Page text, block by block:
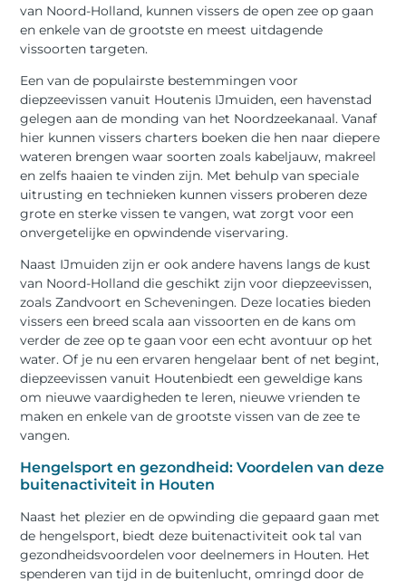
van Noord-Holland, kunnen vissers de open zee op gaan
en enkele van de grootste en meest uitdagende
vissoorten targeten.
Een van de populairste bestemmingen voor
diepzeevissen vanuit Houtenis IJmuiden, een havenstad
gelegen aan de monding van het Noordzeekanaal. Vanaf
hier kunnen vissers charters boeken die hen naar diepere
wateren brengen waar soorten zoals kabeljauw, makreel
en zelfs haaien te vinden zijn. Met behulp van speciale
uitrusting en technieken kunnen vissers proberen deze
grote en sterke vissen te vangen, wat zorgt voor een
onvergetelijke en opwindende viservaring.
Naast IJmuiden zijn er ook andere havens langs de kust
van Noord-Holland die geschikt zijn voor diepzeevissen,
zoals Zandvoort en Scheveningen. Deze locaties bieden
vissers een breed scala aan vissoorten en de kans om
verder de zee op te gaan voor een echt avontuur op het
water. Of je nu een ervaren hengelaar bent of net begint,
diepzeevissen vanuit Houtenbiedt een geweldige kans
om nieuwe vaardigheden te leren, nieuwe vrienden te
maken en enkele van de grootste vissen van de zee te
vangen.
Hengelsport en gezondheid: Voordelen van deze
buitenactiviteit in Houten
Naast het plezier en de opwinding die gepaard gaan met
de hengelsport, biedt deze buitenactiviteit ook tal van
gezondheidsvoordelen voor deelnemers in Houten. Het
spenderen van tijd in de buitenlucht, omringd door de